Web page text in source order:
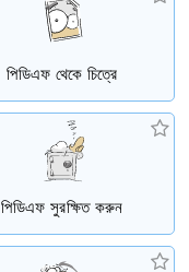
পিডিএফ থেকে চিত্রে
পিডিএফ সুরক্ষিত করুন